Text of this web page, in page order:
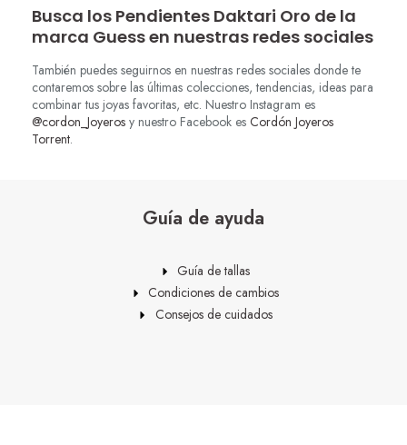
Busca los Pendientes Daktari Oro de la
marca Guess en nuestras redes sociales
También puedes seguirnos en nuestras redes sociales donde te
contaremos sobre las últimas colecciones, tendencias, ideas para
combinar tus joyas favoritas, etc. Nuestro Instagram es
@cordon_Joyeros y nuestro Facebook es Cordón Joyeros
Torrent.
Guía de ayuda
Guía de tallas
Condiciones de cambios
Consejos de cuidados